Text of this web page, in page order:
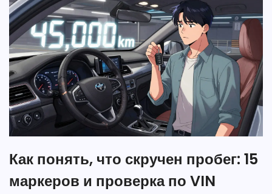
Как понять, что скручен пробег: 15
маркеров и проверка по VIN